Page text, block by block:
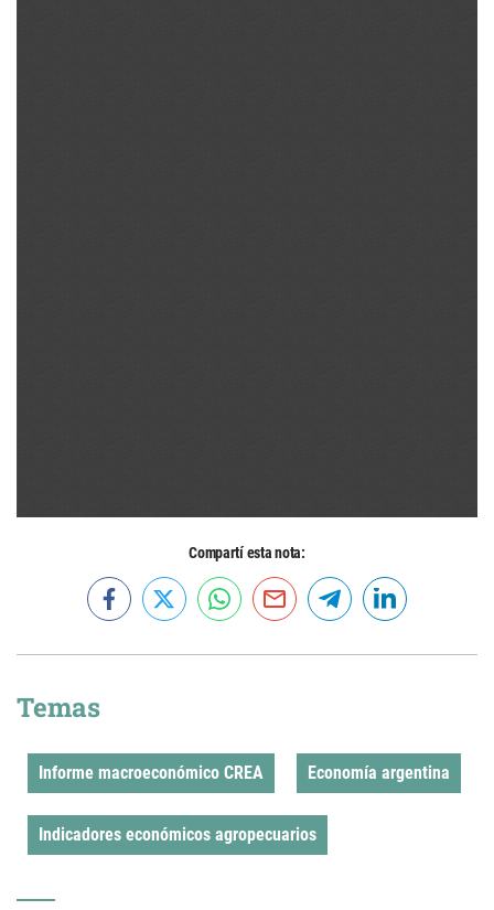
Compartí esta nota:
Temas
Informe macroeconómico CREA Economía argentina
Indicadores económicos agropecuarios